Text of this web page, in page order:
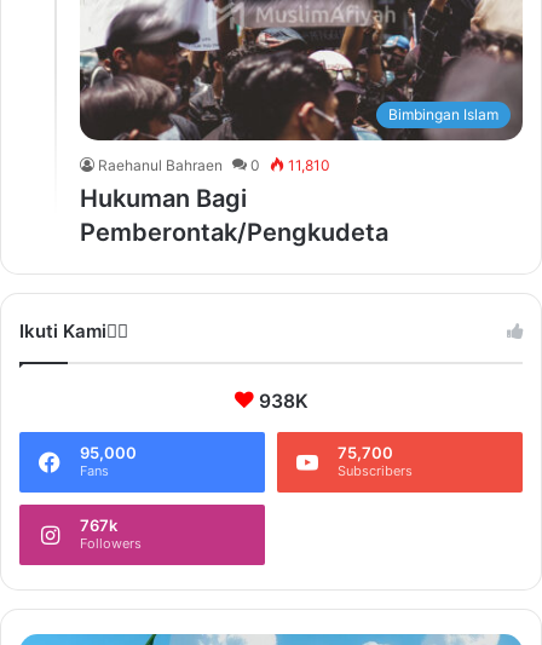
Bimbingan Islam
Raehanul Bahraen 0 11,810
Hukuman Bagi
Pemberontak/Pengkudeta
Ikuti Kami❤️‍🔥
938K
95,000
Fans
75,700
Subscribers
767k
Followers